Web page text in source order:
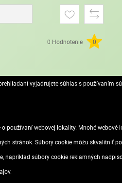
0 Hodnotenie 0
o interiérov, príslušenstvo:
vyjadrujete súhlas s používaním
webovej lokality. Mnohé webové
stránok. Súbory cookie môžu skvalitniť
súbory cookie reklamných